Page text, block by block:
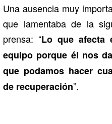
Una ausencia muy
que lamentaba de la
prensa: “Lo que afecta
equipo porque él nos
que podamos hacer
de recuperación”.